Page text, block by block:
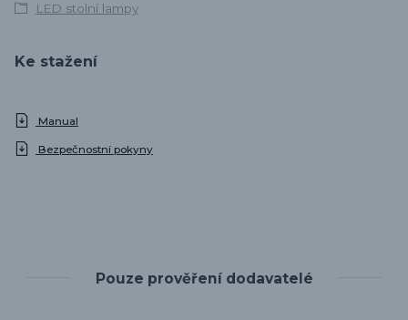
LED stolní lampy
Ke stažení
Manual
Bezpečnostní pokyny
Pouze prověření dodavatelé